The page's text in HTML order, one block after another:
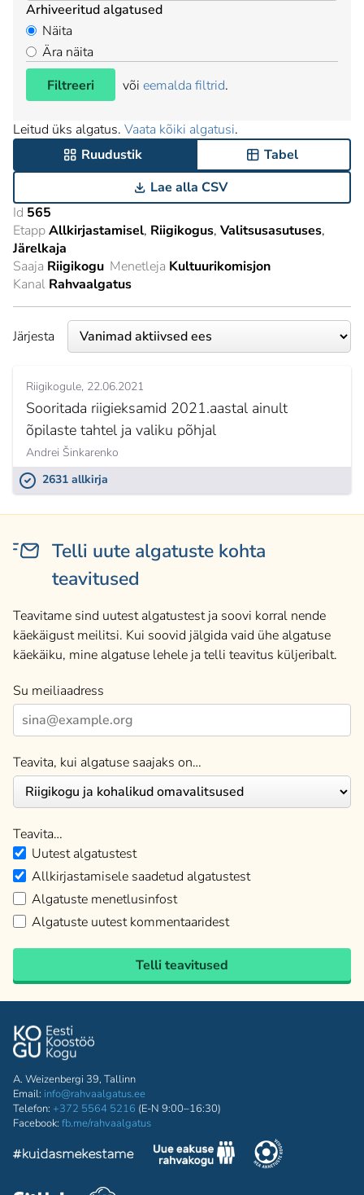
Arhiveeritud algatused
Näita
Ära näita
Filtreeri
või eemalda filtrid.
Leitud üks algatus. Vaata kõiki algatusi.
Ruudustik
Tabel
Lae alla CSV
Id 565
EtappAllkirjastamisel Riigikogus Valitsusasutuses
Järelkaja
Saaja Riigikogu Menetleja Kultuurikomisjon
Kanal Rahvaalgatus
Järjesta
Riigikogule 22.06.2021
Sooritada riigieksamid 2021.aastal ainult
õpilaste tahtel ja valiku põhjal
Andrei Šinkarenko
2631 allkirja
Telli uute algatuste kohta
teavitused
Teavitame sind uutest algatustest ja soovi korral nende
käekäigust meilitsi. Kui soovid jälgida vaid ühe algatuse
käekäiku, mine algatuse lehele ja telli teavitus küljeribalt.
Su meiliaadress
Teavita, kui algatuse saajaks on…
Teavita…
Uutest algatustest
Allkirjastamisele saadetud algatustest
Algatuste menetlusinfost
Algatuste uutest kommentaaridest
Telli teavitused
A. Weizenbergi 39, Tallinn
Email: info@rahvaalgatus.ee
Telefon: +372 5564 5216 (E-N 9:00–16:30)
Facebook: fb.me/rahvaalgatus